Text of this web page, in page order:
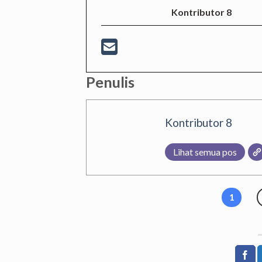
Kontributor 8
Penulis
Kontributor 8
Lihat semua pos
1